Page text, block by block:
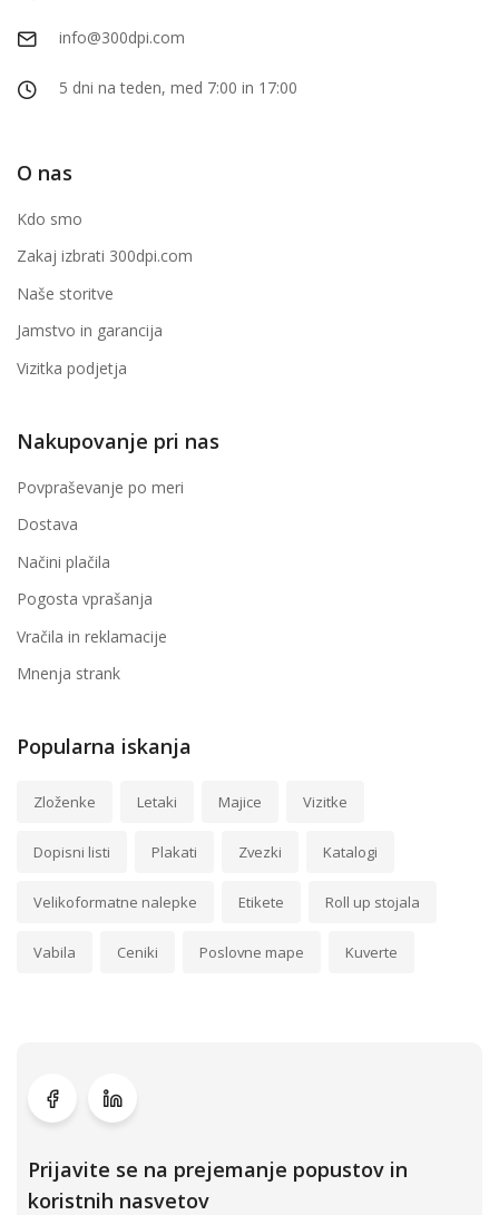
info@300dpi.com
5 dni na teden, med 7:00 in 17:00
O nas
Kdo smo
Zakaj izbrati 300dpi.com
Naše storitve
Jamstvo in garancija
Vizitka podjetja
Nakupovanje pri nas
Povpraševanje po meri
Dostava
Načini plačila
Pogosta vprašanja
Vračila in reklamacije
Mnenja strank
Popularna iskanja
Zloženke Letaki Majice Vizitke
Dopisni listi Plakati Zvezki Katalogi
Velikoformatne nalepke Etikete Roll up stojala
Vabila Ceniki Poslovne mape Kuverte
Prijavite se na prejemanje popustov in
koristnih nasvetov